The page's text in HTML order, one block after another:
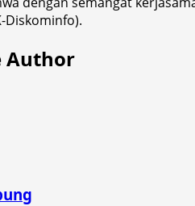
Diskominfo).
Author